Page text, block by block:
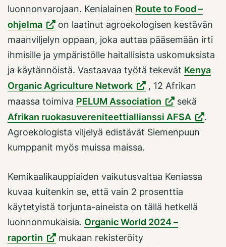
luonnonvarojaan. Kenialainen Route to Food –
ohjelma
on laatinut agroekologisen kestävän
maanviljelyn oppaan, joka auttaa pääsemään irti
ihmisille ja ympäristölle haitallisista uskomuksista
ja käytännöistä. Vastaavaa työtä tekevät Kenya
Organic Agriculture Network
, 12 Afrikan
maassa toimiva PELUM Association
sekä
Afrikan ruokasuvereniteettiallianssi AFSA
.
Agroekologista viljelyä edistävät Siemenpuun
kumppanit myös muissa maissa.
Kemikaalikauppiaiden vaikutusvaltaa Keniassa
kuvaa kuitenkin se, että vain 2 prosenttia
käytetyistä torjunta-aineista on tällä hetkellä
luonnonmukaisia. Organic World 2024 –
raportin
mukaan rekisteröity